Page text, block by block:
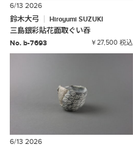
6/13 2026
鈴木大弓
Hiroyumi SUZUKI
三島銀彩貼花面取ぐい吞
No. b-7693
￥27,500 税込
6/13 2026